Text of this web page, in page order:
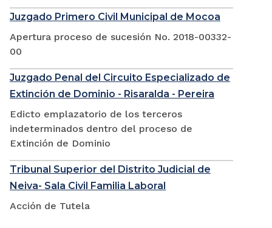
Juzgado Primero Civil Municipal de Mocoa
Apertura proceso de sucesión No. 2018-00332-
00
Juzgado Penal del Circuito Especializado de
Extinción de Dominio - Risaralda - Pereira
Edicto emplazatorio de los terceros
indeterminados dentro del proceso de
Extinción de Dominio
Tribunal Superior del Distrito Judicial de
Neiva- Sala Civil Familia Laboral
Acción de Tutela